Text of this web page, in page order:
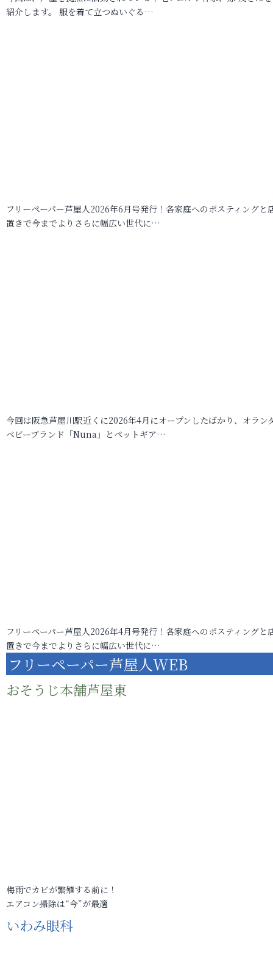
紹介します。 服を着て立つぬいぐる…
フリーペーパー芦屋人2026年6月号発行！各家庭へのポスティングと
置きで今までよりさらに幅広い世代に…
今回は阪急芦屋川駅近くに2026年4月にオープンしたばかり、オラン
ベビーブランド「Nuna」とペットギア…
フリーペーパー芦屋人2026年4月号発行！各家庭へのポスティングと
置きで今までよりさらに幅広い世代に…
フリーペーパー芦屋人WEB
おそうじ本舗芦屋東
梅雨でカビが繁殖する前に！
エアコン掃除は“今”が最適
いわみ眼科